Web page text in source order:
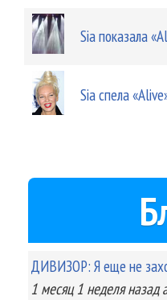
Sia показала
Sia спела
ДИВИЗОР: Я еще не
1 месяц 1 неделяназад